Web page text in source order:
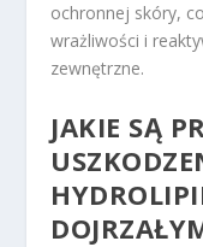
ochronnej skóry,
wrażliwości i
zewnętrzne.
JAKIE SĄ